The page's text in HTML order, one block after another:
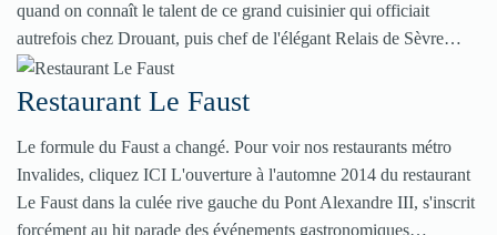
quand on connaît le talent de ce grand cuisinier qui officiait
autrefois chez Drouant, puis chef de l'élégant Relais de Sèvre…
Restaurant Le Faust
Le formule du Faust a changé. Pour voir nos restaurants métro
Invalides, cliquez ICI L'ouverture à l'automne 2014 du restaurant
Le Faust dans la culée rive gauche du Pont Alexandre III, s'inscrit
forcément au hit parade des événements gastronomiques…